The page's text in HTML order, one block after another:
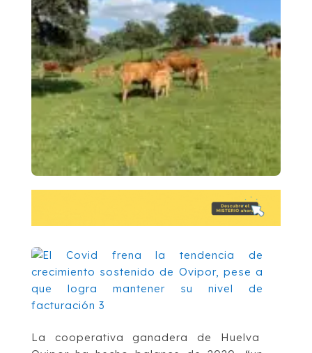
La cooperativa ganadera de Huelva